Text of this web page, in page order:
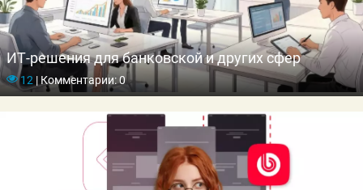
ИТ-решения для банковской и других сфер
12 |Комментарии: 0